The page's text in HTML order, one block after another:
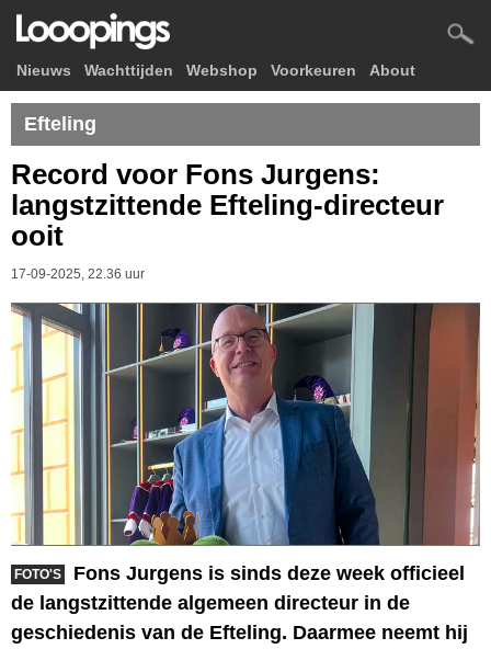
Nieuws Wachttijden Webshop Voorkeuren About
Efteling
Record voor Fons Jurgens:
langstzittende Efteling-directeur
ooit
17-09-2025, 22.36 uur
FOTO'S
Fons Jurgens is sinds deze week officieel
de langstzittende algemeen directeur in de
geschiedenis van de Efteling. Daarmee neemt hij